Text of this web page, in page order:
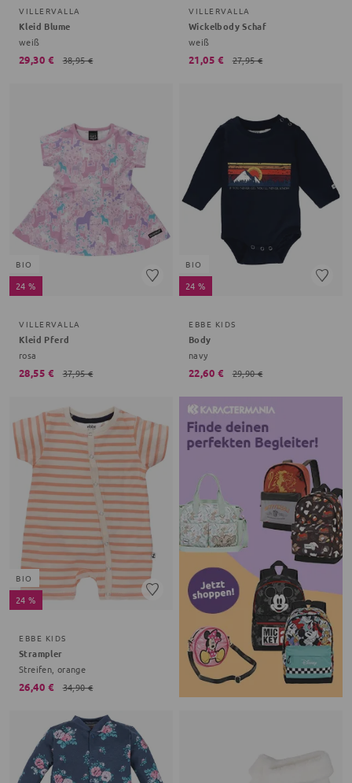
VILLERVALLA
Kleid Blume
weiß
29,30 € 38,95 €
VILLERVALLA
Wickelbody Schaf
weiß
21,05 € 27,95 €
BIO
24 %
VILLERVALLA
Kleid Pferd
rosa
28,55 € 37,95 €
BIO
24 %
EBBE KIDS
Body
navy
22,60 € 29,90 €
BIO
24 %
EBBE KIDS
Strampler
Streifen, orange
26,40 € 34,90 €